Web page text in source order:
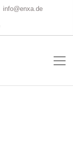
info@enxa.de